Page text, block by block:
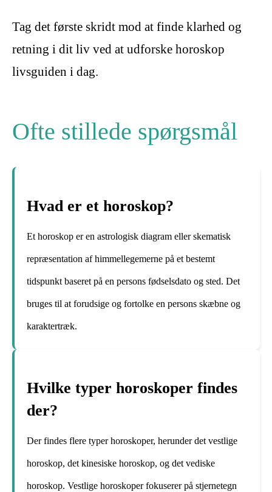
Tag det første skridt mod at finde klarhed og
retning i dit liv ved at udforske horoskop
livsguiden i dag.
Ofte stillede spørgsmål
Hvad er et horoskop?
Et horoskop er en astrologisk diagram eller skematisk
repræsentation af himmellegemerne på et bestemt
tidspunkt baseret på en persons fødselsdato og sted. Det
bruges til at forudsige og fortolke en persons skæbne og
karaktertræk.
Hvilke typer horoskoper findes
der?
Der findes flere typer horoskoper, herunder det vestlige
horoskop, det kinesiske horoskop, og det vediske
horoskop. Vestlige horoskoper fokuserer på stjernetegn